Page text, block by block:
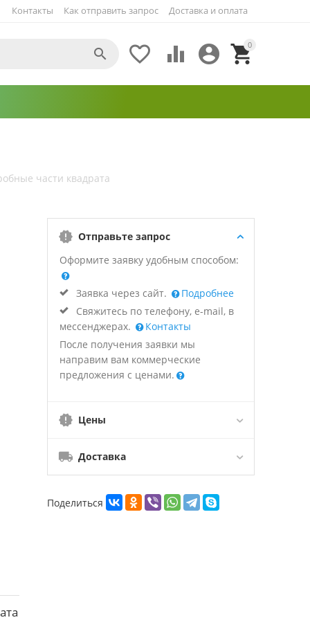
Как отправить запрос Доставка и оплата
Контакты
0


 

части квадрата
Отправьте запрос
Оформите заявку удобным способом:
Заявка через сайт.
Подробнее
Свяжитесь по телефону, e-mail, в
мессенджерах.
Контакты
После получения заявки мы
направим вам коммерческие
предложения с ценами.
Цены
Доставка
Поделиться